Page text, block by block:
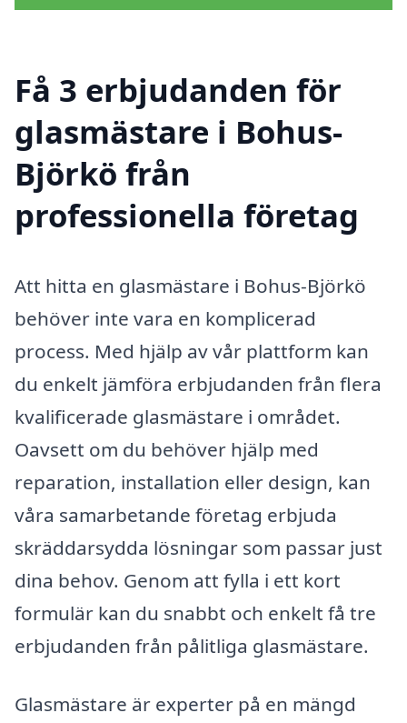
Få 3 erbjudanden för
glasmästare i Bohus-
Björkö från
professionella företag
Att hitta en glasmästare i Bohus-Björkö
behöver inte vara en komplicerad
process. Med hjälp av vår plattform kan
du enkelt jämföra erbjudanden från flera
kvalificerade glasmästare i området.
Oavsett om du behöver hjälp med
reparation, installation eller design, kan
våra samarbetande företag erbjuda
skräddarsydda lösningar som passar just
dina behov. Genom att fylla i ett kort
formulär kan du snabbt och enkelt få tre
erbjudanden från pålitliga glasmästare.
Glasmästare är experter på en mängd